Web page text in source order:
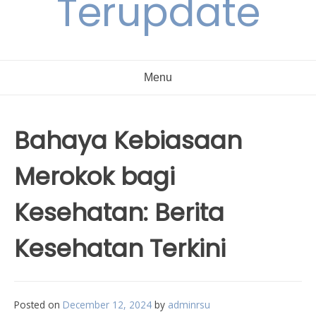
Terupdate
Menu
Bahaya Kebiasaan
Merokok bagi
Kesehatan: Berita
Kesehatan Terkini
Posted on December 12, 2024 by adminrsu